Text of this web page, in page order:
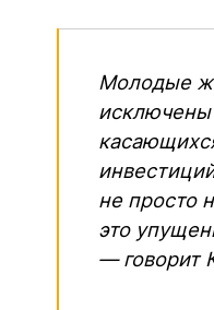
Молодые
не просто
это
— говорит